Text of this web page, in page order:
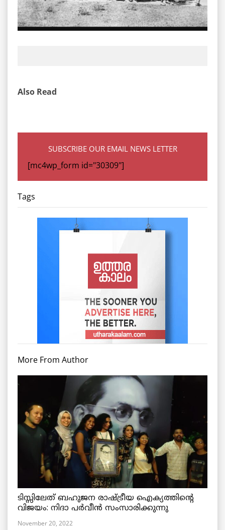
Also Read
SUBSCRIBE OUR EMAIL NEWS LETTER
[mc4wp_form id="30309"]
Tags
More From Author
ടിസ്സിലേത് ബഹുജന രാഷ്ട്രീയ ഐക്യത്തിന്റെ
വിജയം: നിദാ പർവീൻ സംസാരിക്കുന്നു
November 20, 2022